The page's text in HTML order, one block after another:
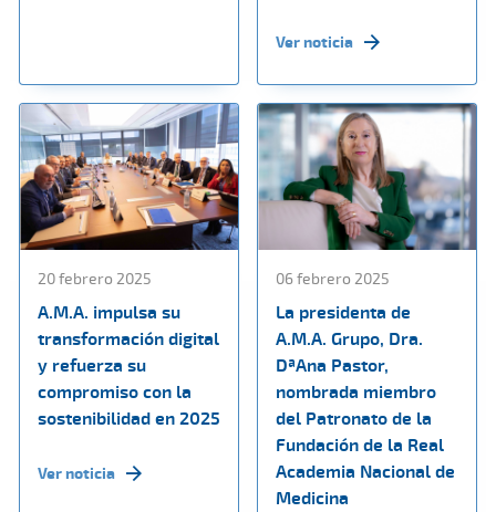
Ver noticia
20 febrero 2025
A.M.A. impulsa su
transformación digital
y refuerza su
compromiso con la
sostenibilidad en 2025
Ver noticia
06 febrero 2025
La presidenta de
A.M.A. Grupo, Dra.
DªAna Pastor,
nombrada miembro
del Patronato de la
Fundación de la Real
Academia Nacional de
Medicina